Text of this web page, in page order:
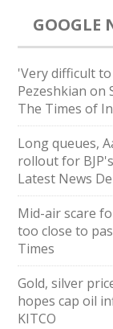
GOOGLE
'Very difficult
Pezeshkian on
The Times of
Long queues,
rollout for
Latest News
Mid-air scare
too close to
Times
Gold, silver
hopes cap oil
KITCO